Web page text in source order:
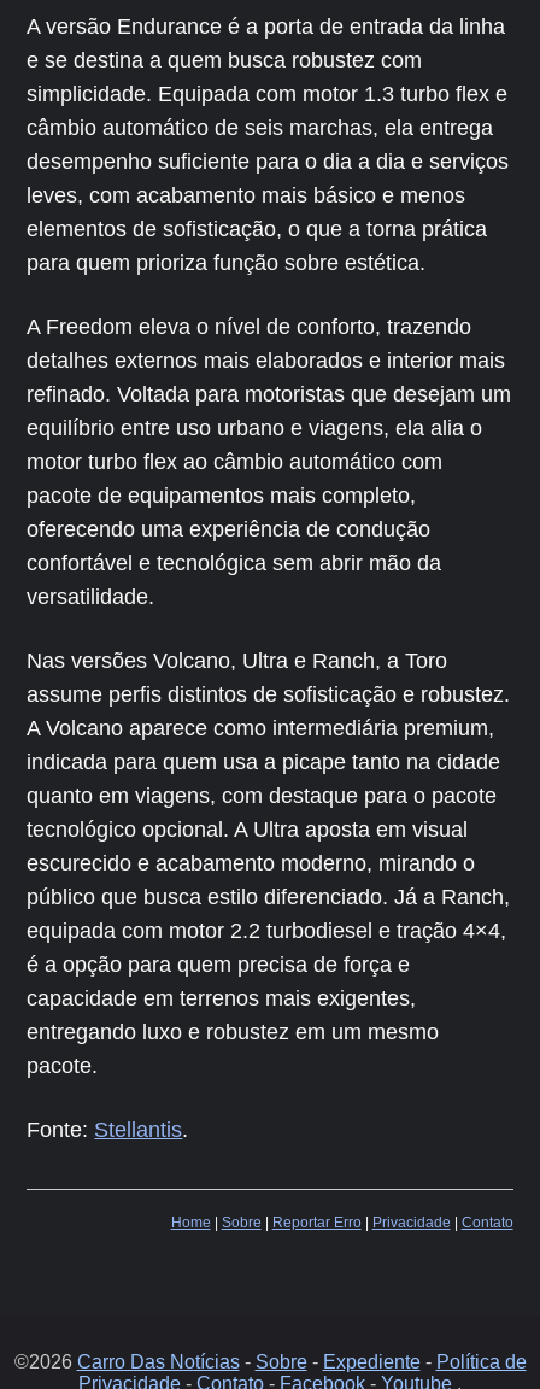
A versão Endurance é a porta de entrada da linha
e se destina a quem busca robustez com
simplicidade. Equipada com motor 1.3 turbo flex e
câmbio automático de seis marchas, ela entrega
desempenho suficiente para o dia a dia e serviços
leves, com acabamento mais básico e menos
elementos de sofisticação, o que a torna prática
para quem prioriza função sobre estética.
A Freedom eleva o nível de conforto, trazendo
detalhes externos mais elaborados e interior mais
refinado. Voltada para motoristas que desejam um
equilíbrio entre uso urbano e viagens, ela alia o
motor turbo flex ao câmbio automático com
pacote de equipamentos mais completo,
oferecendo uma experiência de condução
confortável e tecnológica sem abrir mão da
versatilidade.
Nas versões Volcano, Ultra e Ranch, a Toro
assume perfis distintos de sofisticação e robustez.
A Volcano aparece como intermediária premium,
indicada para quem usa a picape tanto na cidade
quanto em viagens, com destaque para o pacote
tecnológico opcional. A Ultra aposta em visual
escurecido e acabamento moderno, mirando o
público que busca estilo diferenciado. Já a Ranch,
equipada com motor 2.2 turbodiesel e tração 4×4,
é a opção para quem precisa de força e
capacidade em terrenos mais exigentes,
entregando luxo e robustez em um mesmo
pacote.
Fonte: Stellantis.
Home Sobre Reportar Erro| Privacidade Contato
©2026 Carro Das Notícias- Sobre- Expediente- Política de
Privacidade - Contato - Facebook - Youtube .